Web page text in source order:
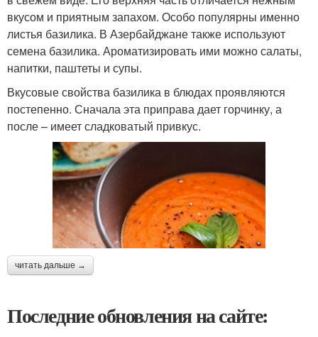
вкусом и приятным запахом. Особо популярны именно
листья базилика. В Азербайджане также используют
семена базилика. Ароматизировать ими можно салаты,
напитки, паштеты и супы.
Вкусовые свойства базилика в блюдах проявляются
постепенно. Сначала эта приправа дает горчинку, а
после – имеет сладковатый привкус.
читать дальше →
Последние обновления на сайте: